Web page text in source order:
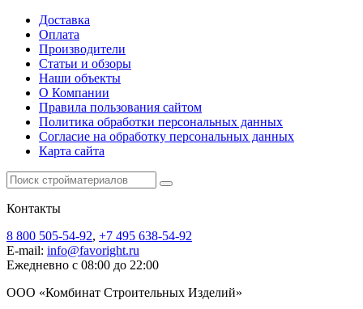
Доставка
Оплата
Производители
Статьи и обзоры
Наши объекты
О Компании
Правила пользования сайтом
Политика обработки персональных данных
Согласие на обработку персональных данных
Карта сайта
Контакты
8 800 505-54-92, +7 495 638-54-92
E-mail: info@favoright.ru
Ежедневно с 08:00 до 22:00
ООО «Комбинат Строительных Изделий»